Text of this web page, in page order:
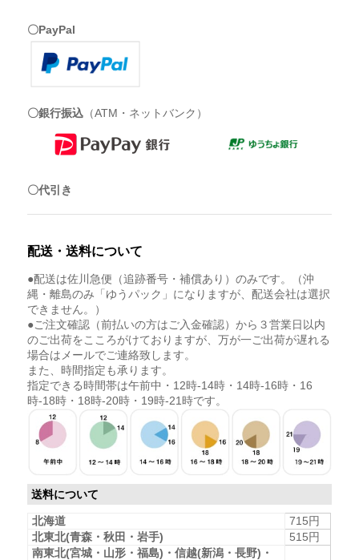
〇PayPal
〇銀行振込 （ATM・ネットバンク）
〇代引き
配送・送料について
●配送は佐川急便（追跡番号・補償あり）のみです。（沖
縄・離島のみ「ゆうパック」になりますが、配送会社は選択
できません。）
●ご注文確認（前払いの方はご入金確認）から３営業日以内
のご出荷をこころがけておりますが、万が一ご出荷が遅れる
場合はメールでご連絡致します。
また、時間指定も承ります。
指定できる時間帯は午前中・12時-14時・14時-16時・16
時-18時・18時-20時・19時-21時です。
送料について
北海道
715円
北東北(青森・秋田・岩手)
515円
南東北(宮城・山形・福島)・信越(新潟・長野)・